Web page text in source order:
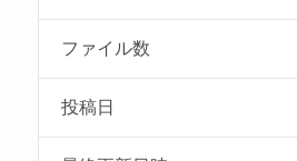
ファイル数
投稿日